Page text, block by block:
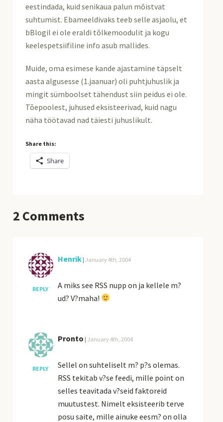
eestindada, kuid senikaua palun mõistvat
suhtumist. Ebameeldivaks teeb selle asjaolu, et
bBlogil ei ole eraldi tõlkemoodulit ja kogu
keelespetsiifiline info asub mallides.
Muide, oma esimese kande ajastamine täpselt
aasta algusesse (1.jaanuar) oli puhtjuhuslik ja
mingit sümboolset tähendust siin peidus ei ole.
Tõepoolest, juhused eksisteerivad, kuid nagu
näha töötavad nad täiesti juhuslikult.
Share this:
Share
2 Comments
REPLY
Henrik | January 4th, 2004
A miks see RSS nupp on ja kellele m?
ud? V?maha!
REPLY
Pronto | January 4th, 2004
Sellel on suhteliselt m? p?s olemas.
RSS tekitab v?se feedi, mille point on
selles teavitada v?seid faktoreid
muutustest. Nimelt eksisteerib terve
posu saite, mille ainuke eesm? on olla